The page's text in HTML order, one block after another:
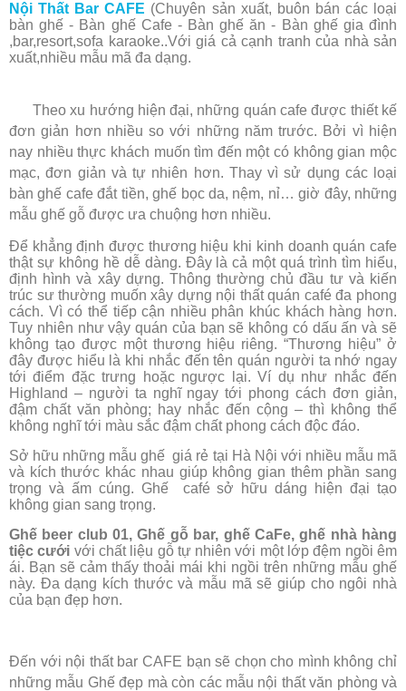
Nội Thất Bar CAFE (Chuyên sản xuất, buôn bán các loại
bàn ghế - Bàn ghế Cafe - Bàn ghế ăn - Bàn ghế gia đình
,bar,resort,sofa karaoke..Với giá cả cạnh tranh của nhà sản
xuất,nhiều mẫu mã đa dạng.
Theo xu hướng hiện đại, những quán cafe được thiết kế
đơn giản hơn nhiều so với những năm trước. Bởi vì hiện
nay nhiều thực khách muốn tìm đến một có không gian mộc
mạc, đơn giản và tự nhiên hơn. Thay vì sử dụng các loại
bàn ghế cafe đắt tiền, ghế bọc da, nệm, nỉ… giờ đây, những
mẫu ghế gỗ được ưa chuộng hơn nhiều.
Để khẳng định được thương hiệu khi kinh doanh quán cafe
thật sự không hề dễ dàng. Đây là cả một quá trình tìm hiểu,
định hình và xây dựng. Thông thường chủ đầu tư và kiến
trúc sư thường muốn xây dựng nội thất quán café đa phong
cách. Vì có thể tiếp cận nhiều phân khúc khách hàng hơn.
Tuy nhiên như vậy quán của bạn sẽ không có dấu ấn và sẽ
không tạo được một thương hiệu riêng. “Thương hiệu” ở
đây được hiểu là khi nhắc đến tên quán người ta nhớ ngay
tới điểm đặc trưng hoặc ngược lại. Ví dụ như nhắc đến
Highland – người ta nghĩ ngay tới phong cách đơn giản,
đậm chất văn phòng; hay nhắc đến cộng – thì không thể
không nghĩ tới màu sắc đậm chất phong cách độc đáo.
Sở hữu những mẫu ghế giá rẻ tại Hà Nội với nhiều mẫu mã
và kích thước khác nhau giúp không gian thêm phần sang
trọng và ấm cúng. Ghế café sở hữu dáng hiện đại tạo
không gian sang trọng.
Ghế beer club 01,Ghế gỗ bar, ghế CaFe, ghế nhà hàng
tiệc cưới với chất liệu gỗ tự nhiên với một lớp đệm ngồi êm
ái. Bạn sẽ cảm thấy thoải mái khi ngồi trên những mẫu ghế
này. Đa dạng kích thước và mẫu mã sẽ giúp cho ngôi nhà
của bạn đẹp hơn.
Đến với nội thất bar CAFE bạn sẽ chọn cho mình không chỉ
những mẫu Ghế đẹp mà còn các mẫu nội thất văn phòng và